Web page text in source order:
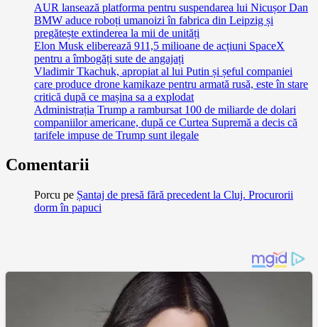
AUR lansează platforma pentru suspendarea lui Nicușor Dan
BMW aduce roboți umanoizi în fabrica din Leipzig și
pregătește extinderea la mii de unități
Elon Musk eliberează 911,5 milioane de acțiuni SpaceX
pentru a îmbogăți sute de angajați
Vladimir Tkachuk, apropiat al lui Putin și șeful companiei
care produce drone kamikaze pentru armată rusă, este în stare
critică după ce mașina sa a explodat
Administrația Trump a rambursat 100 de miliarde de dolari
companiilor americane, după ce Curtea Supremă a decis că
tarifele impuse de Trump sunt ilegale
Comentarii
Porcu pe Șantaj de presă fără precedent la Cluj. Procurorii
dorm în papuci